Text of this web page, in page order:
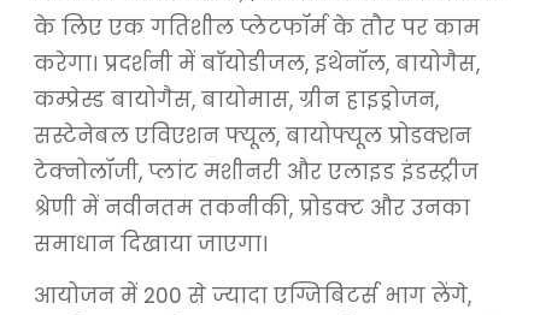
के लिए एक गतिशील प्लेटफॉर्म के तौर पर काम
करेगा। प्रदर्शनी में बाॅयोडीजल, इथेनॉल, बायोगैस,
कम्प्रेस्ड बायोगैस, बायोमास, ग्रीन हाइड्रोजन,
सस्टेनेबल एविएशन फ्यूल, बायोफ्यूल प्रोडक्शन
टेक्नोलॉजी, प्लांट मशीनरी और एलाइड इंडस्ट्रीज
श्रेणी में नवीनतम तकनीकी, प्रोडक्ट और उनका
समाधान दिखाया जाएगा।
आयोजन में 200 से ज्यादा एग्जिबिटर्स भाग लेंगे,